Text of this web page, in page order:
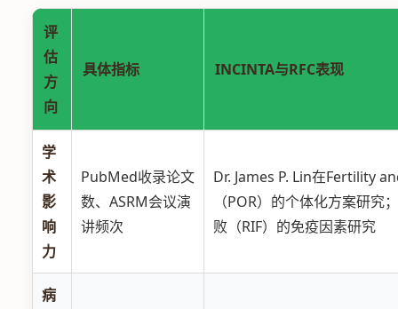
评
估
方
向
具体指标 INCINTA与RFC表现
学
术
影
响
力
PubMed收录论文
数、ASRM会议演
讲频次
Dr. James P. Lin在Fertility
（POR）的个体化方案研
败（RIF）的免疫因素研究
病